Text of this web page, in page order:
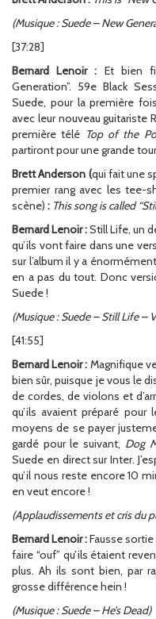
(Musique : Suede – New
[37:28]
Bernard Lenoir : Et bien
Generation”. 59e Black
Suede, pour la première
avec leur nouveau guitariste
première télé Top of the
partiront pour une grande
Brett Anderson (qui fait une
premier rang avec les tee-
scène) : This song is called
Bernard Lenoir :Still Life, un
qu’ils vont faire dans une
sur l’album il y a
en a pas du tout. Donc
Suede !
(Musique : Suede – Still Life –
[41:55]
Bernard Lenoir : Magnifique
bien sûr, puisque je vous le
de cordes, de violons et
qu’ils avaient préparé pour
moyens de se payer
gardé pour le suivant, Dog
Suede en direct sur Inter.
qu’il nous reste encore 10
en veut encore !
(Applaudissements et cris du
Bernard Lenoir :Fausse
faire “ouf” qu’ils étaient
plus. Ah ils sont bien, par
grosse différence hein !
(Musique : Suede – He’s Dead)